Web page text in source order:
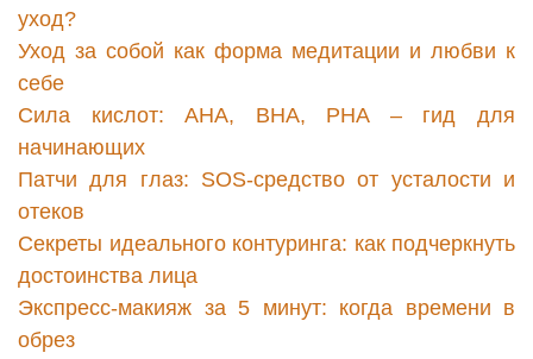
уход?
Уход за собой как форма медитации и любви к
себе
Сила кислот: AHA, BHA, PHA – гид для
начинающих
Патчи для глаз: SOS-средство от усталости и
отеков
Секреты идеального контуринга: как подчеркнуть
достоинства лица
Экспресс-макияж за 5 минут: когда времени в
обрез